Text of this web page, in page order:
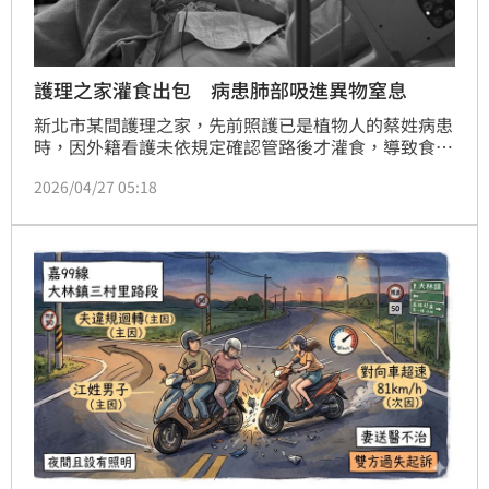
護理之家灌食出包 病患肺部吸進異物窒息
新北市某間護理之家，先前照護已是植物人的蔡姓病患
時，因外籍看護未依規定確認管路後才灌食，導致食物
地檢署認為，外籍看護違反安全程序，沈姓主任則未善
2026/04/27 05:18